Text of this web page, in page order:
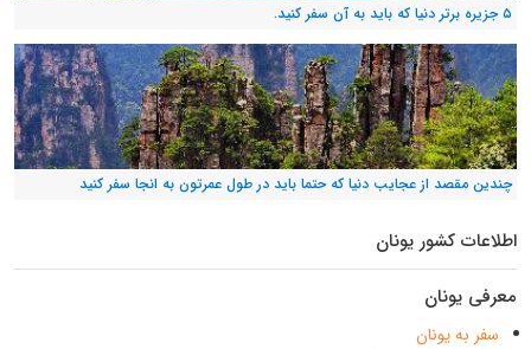
۵ جزیره برتر دنیا که باید به آن سفر کنید.
چندین مقصد از عجایب دنیا که حتما باید در طول عمرتون به انجا سفر کنید
اطلاعات کشور یونان
معرفی یونان
سفر به یونان